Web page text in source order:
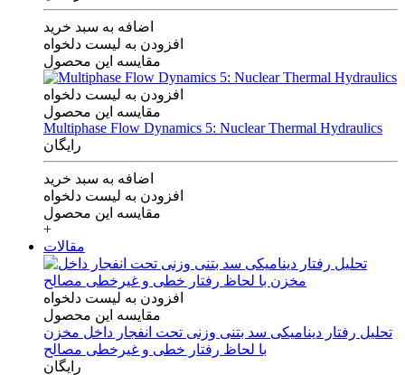
اضافه به سبد خرید
افزودن به لیست دلخواه
مقایسه این محصول
افزودن به لیست دلخواه
مقایسه این محصول
Multiphase Flow Dynamics 5: Nuclear Thermal Hydraulics
رایگان
اضافه به سبد خرید
افزودن به لیست دلخواه
مقایسه این محصول
+
مقالات
افزودن به لیست دلخواه
مقایسه این محصول
تحلیل رفتار دینامیکی سد بتنی وزنی تحت انفجار داخل مخزن
با لحاظ رفتار خطی و غیرخطی مصالح
رایگان